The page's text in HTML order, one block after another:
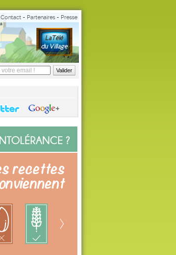
Contact - Partenaires - Presse